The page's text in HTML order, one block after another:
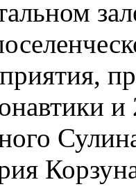
и